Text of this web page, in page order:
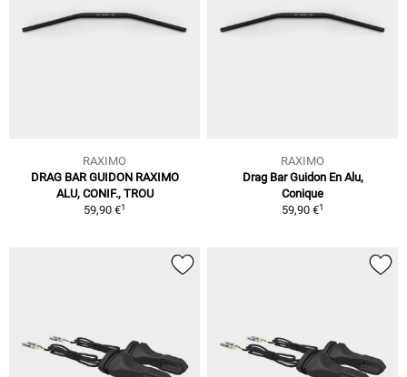
RAXIMO
DRAG BAR GUIDON RAXIMO
ALU, CONIF., TROU
59,90 €1
RAXIMO
Drag Bar Guidon En Alu,
Conique
59,90 €1